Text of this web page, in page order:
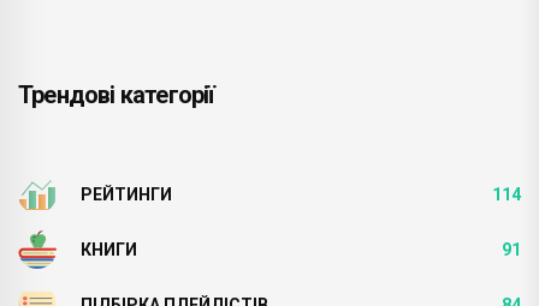
Трендові категорії
РЕЙТИНГИ 114
КНИГИ 91